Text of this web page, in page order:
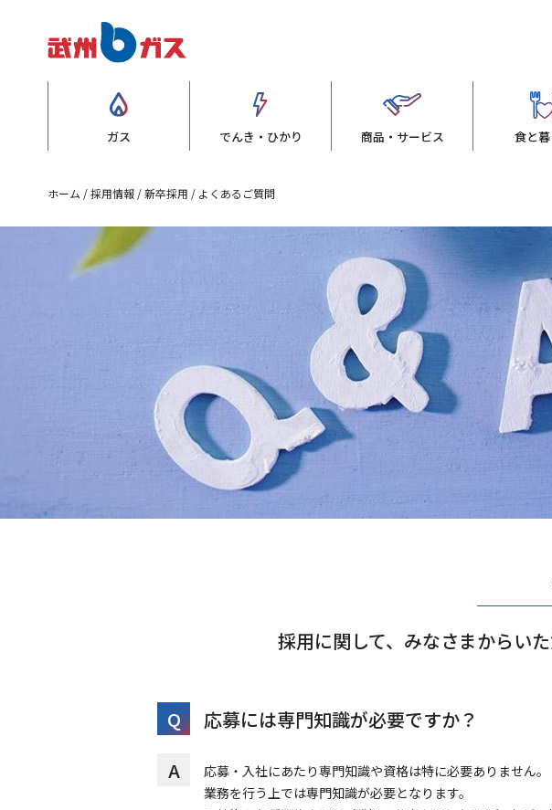
ガス でんき・ひかり 商品・サービス 食と
ホーム 採用情報 新卒採用 よくあるご質問
採用に関して、みなさまからい
Q
応募には専門知識が必要ですか？
A
応募・入社にあたり専門知識や資格は特に必要ありません。
業務を行う上では専門知識が必要となります。